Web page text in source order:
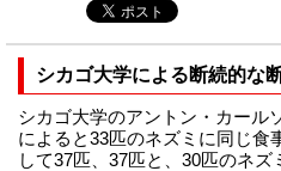
シカゴ大学による断続的な
シカゴ大学のアントン・カール
によると33匹のネズミに同じ食
して37匹、37匹と、30匹のネ